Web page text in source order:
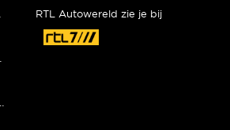
RTL Autowereld zie je bij